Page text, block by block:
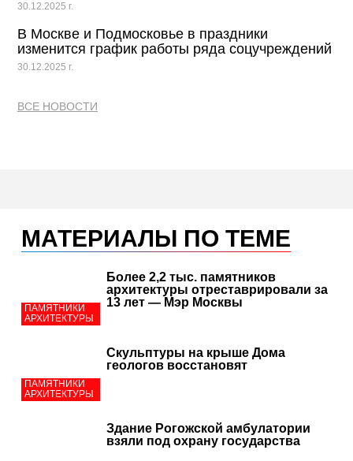
30.12.2025 г.
В Москве и Подмосковье в праздники
изменится график работы ряда соцучреждений
30.12.2025 г.
ВСЕ НОВОСТИ
МАТЕРИАЛЫ ПО ТЕМЕ
ПАМЯТНИКИ
АРХИТЕКТУРЫ
Более 2,2 тыс. памятников
архитектуры отреставрировали за
13 лет — Мэр Москвы
ПАМЯТНИКИ
АРХИТЕКТУРЫ
Скульптуры на крыше Дома
геологов восстановят
Здание Рогожской амбулатории
взяли под охрану государства